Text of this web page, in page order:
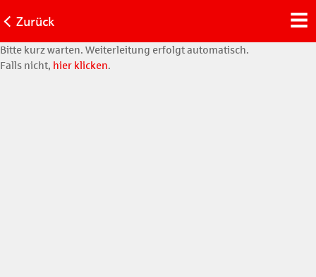
Zurück
Bitte kurz warten. Weiterleitung erfolgt automatisch.
Falls nicht, hier klicken.